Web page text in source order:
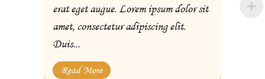
erat eget augue. Lorem ipsum dolor sit
amet, consectetur adipiscing elit.
Duis...
Read More